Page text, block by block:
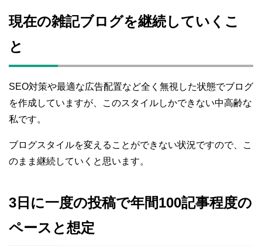
現在の雑記ブログを継続していくこ
と
SEO対策や最適な広告配置など全く無視した状態でブログ
を作成していますが、このスタイルしかできない中高齢な
私です。
ブログスタイルを変えることができない状況ですので、こ
のまま継続していくと思います。
3日に一度の投稿で年間100記事程度の
ペースと想定